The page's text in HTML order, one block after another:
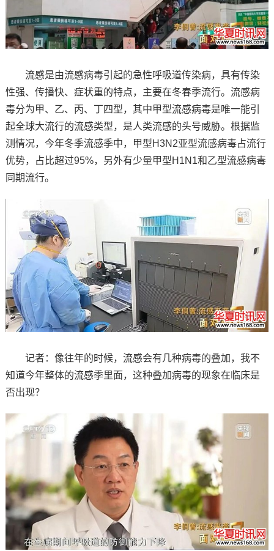
流感是由流感病毒引起的急性呼吸道传染病，具有传染
性强、传播快、症状重的特点，主要在冬春季流行。流感病
毒分为甲、乙、丙、丁四型，其中甲型流感病毒是唯一能引
起全球大流行的流感类型，是人类流感的头号威胁。根据监
测情况，今年冬季流感季中，甲型H3N2亚型流感病毒占流行
优势，占比超过95%，另外有少量甲型H1N1和乙型流感病毒
同期流行。
记者：像往年的时候，流感会有几种病毒的叠加，我不
知道今年整体的流感季里面，这种叠加病毒的现象在临床是
否出现？